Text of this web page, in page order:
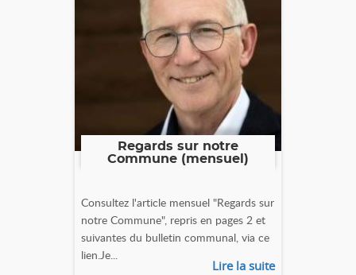
Regards sur notre
Commune (mensuel)
Consultez l'article mensuel "Regards sur
notre Commune", repris en pages 2 et
suivantes du bulletin communal, via ce
lien.Je...
Lire la suite